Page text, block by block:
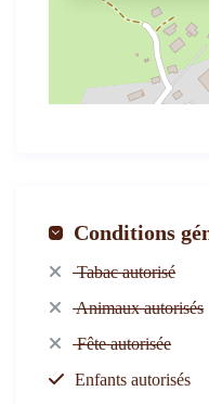
Conditions
Tabac autorisé
Animaux autorisés
Fête autorisée
Enfants autorisés